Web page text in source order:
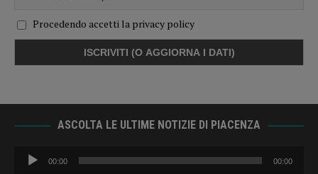
Procedendo accetti la privacy policy
ASCOLTA LE ULTIME NOTIZIE DI PIACENZA
Audio
Player
00:00 00:00